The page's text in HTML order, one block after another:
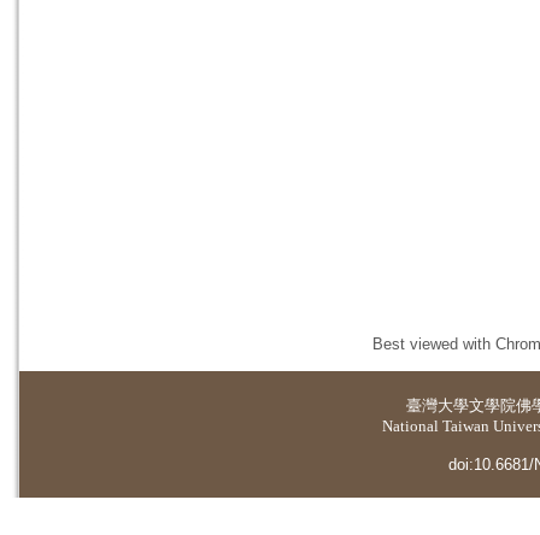
Best viewed with
臺灣大學文學院佛
National Taiwan
doi:10.6681/